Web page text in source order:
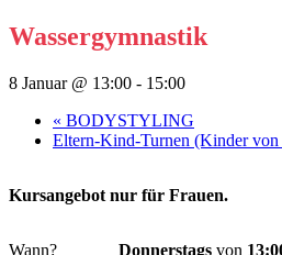
Wassergymnastik
8 Januar @ 13:00 - 15:00
« BODYSTYLING
Eltern-Kind-Turnen (Kinder von
Kursangebot nur für Frauen.
Wann?
Donnerstags von